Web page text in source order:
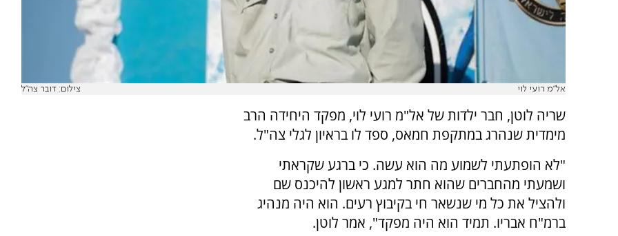
אל"מ רועי לוי צילום: דובר צה"ל
שריה לוטן, חבר ילדות של אל"מ רועי לוי, מפקד היחידה הרב
מימדית שנהרג במתקפת חמאס, ספד לו בראיון לגלי צה"ל.
"לא הופתעתי לשמוע מה הוא עשה. כי ברגע שקראתי
ושמעתי מהחברים שהוא חתר למגע ראשון להיכנס שם
ולהציל את כל מי שנשאר חי בקיבוץ רעים. הוא היה מנהיג
ברמ"ח אבריו. תמיד הוא היה מפקד", אמר לוטן.